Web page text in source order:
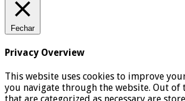
Fechar
Privacy Overview
This website uses cookies to improve
you navigate through the website. Out of